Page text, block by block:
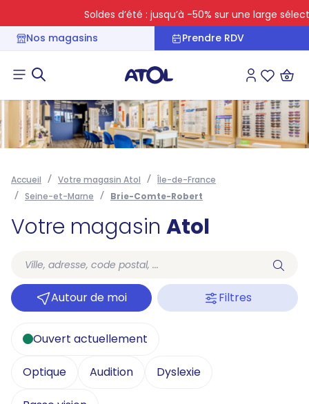
Soldes d’été : jusqu’à -50% sur une large
Nos magasins
Prendre RDV
Connexion
Accueil Votre magasin Atol
Île-de-France
Seine-et-Marne
Brie-Comte-Robert
Votre magasin Atol
Autour de moi Filtres
Ouvert actuellement
Optique Audition Dyslexie